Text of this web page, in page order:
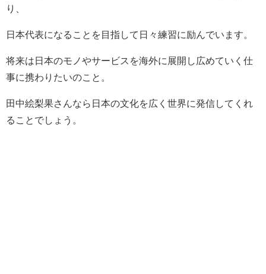
り、
日本代表になることを目指して日々練習に励んでいます。
将来は日本のモノやサービスを海外に展開し広めていく仕
事に携わりたいのこと。
田中絵梨果さんなら日本の文化を広く世界に発信してくれ
ることでしょう。